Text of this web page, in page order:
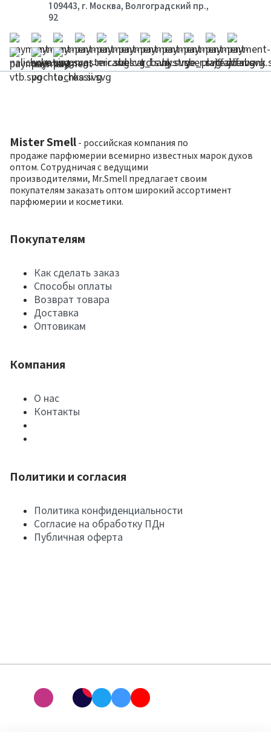
109443, г. Москва, Волгоградский пр.,
92
Mister Smell - российская компания по
продаже парфюмерии всемирно известных марок духов
оптом. Сотрудничая с ведущими
производителями, Mr.Smell предлагает своим
покупателям заказать оптом широкий ассортимент
парфюмерии и косметики.
Покупателям
Как сделать заказ
Способы оплаты
Возврат товара
Доставка
Оптовикам
Компания
О нас
Контакты
Политики и согласия
Политика конфиденциальности
Согласие на обработку ПДн
Публичная оферта